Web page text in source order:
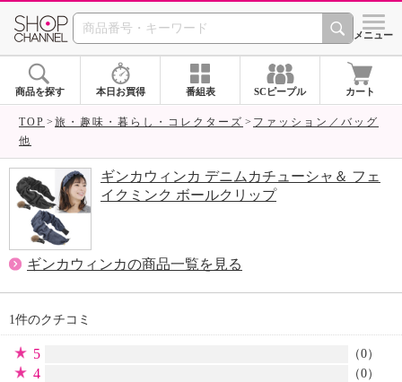
SHOP CHANNEL シメニュー
商品を探す 本日お買得 番組表 SCピープル カート
TOP 旅・趣味・暮らし・コレクターズ
ファッション／バッグ
他
ギンカウィンカ デニムカチューシャ＆ フェ
イクミンク ボールクリップ
ギンカウィンカの商品一覧を見る
1件のクチコミ
5 （0）
4 （0）